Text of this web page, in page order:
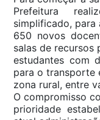
Prefeitura
simplificado,
650 novos
salas de recursos
estudantes com
para o transporte
zona rural, entre
O compromisso
prioridade